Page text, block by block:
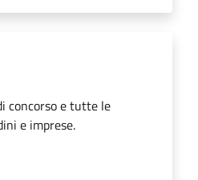
concorso e tutte le
e imprese.